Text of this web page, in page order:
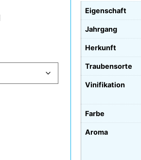
Eigenschaft
Jahrgang
Herkunft
Traubensorte
Vinifikation
Farbe
Aroma